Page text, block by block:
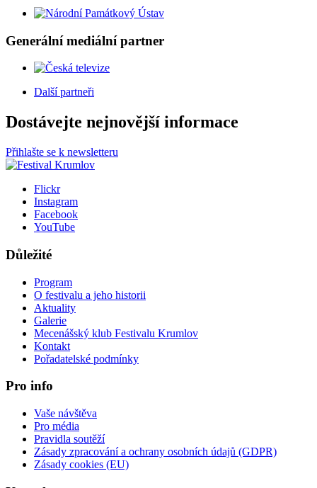
Generální mediální partner
Další partneři
Dostávejte nejnovější informace
Přihlašte se k newsletteru
Flickr
Instagram
Facebook
YouTube
Důležité
Program
O festivalu a jeho historii
Aktuality
Galerie
Mecenášský klub Festivalu Krumlov
Kontakt
Pořadatelské podmínky
Pro info
Vaše návštěva
Pro média
Pravidla soutěží
Zásady zpracování a ochrany osobních údajů (GDPR)
Zásady cookies (EU)